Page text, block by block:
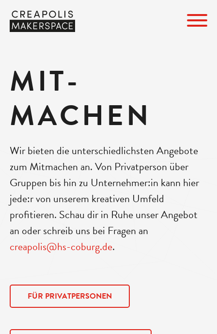
MIT­
MACHEN
Wir bieten die unterschiedlichsten Angebote
zum Mitmachen an. Von Privatperson über
Gruppen bis hin zu Unternehmer:in kann hier
jede:r von unserem kreativen Umfeld
profitieren. Schau dir in Ruhe unser Angebot
an oder schreib uns bei Fragen an
creapolis@hs-coburg.de.
FÜR PRIVATPERSONEN